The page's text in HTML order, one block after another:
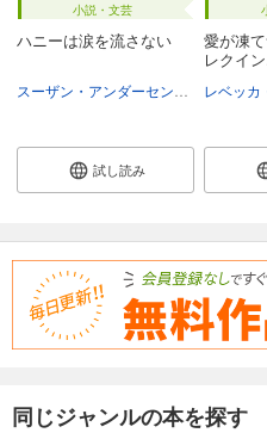
小説・文芸
ハニーは涙を流さない
平江まゆみ
試し読み
愛が凍
レクイ
同じジャンルの本を探す